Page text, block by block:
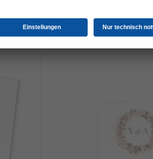
9,20 €*
5er Set im Format 21 x 10,5 cm